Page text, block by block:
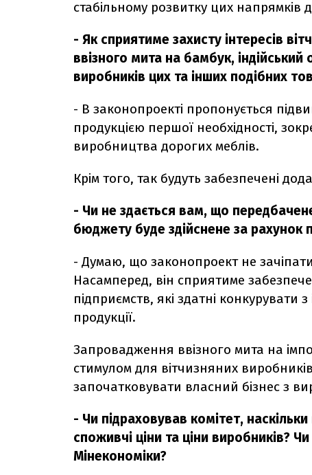
стабільному розвитку цих напрямків
- Як сприятиме захисту інтересів
ввізного мита на бамбук,
виробників цих та інших подібних
- В законопроекті пропонується
продукцією першої необхідності,
виробництва дорогих меблів.
Крім того, так будуть забезпечені
- Чи не здається вам, що
бюджету буде здійснене за рахунок
- Думаю, що законопроект не
Насамперед, він сприятиме
підприємств, які здатні
продукції.
Запровадження ввізного мита на
стимулом для вітчизняних
започатковувати власний бізнес з
- Чи підраховував комітет,
споживчі ціни та ціни виробників?
Мінекономіки?